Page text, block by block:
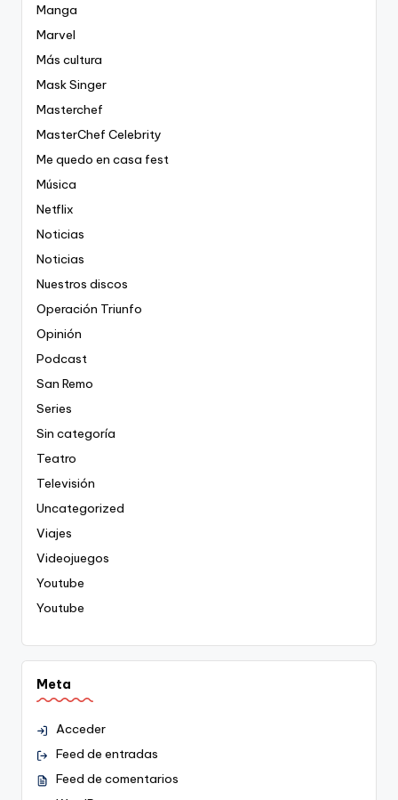
Manga
Marvel
Más cultura
Mask Singer
Masterchef
MasterChef Celebrity
Me quedo en casa fest
Música
Netflix
Noticias
Noticias
Nuestros discos
Operación Triunfo
Opinión
Podcast
San Remo
Series
Sin categoría
Teatro
Televisión
Uncategorized
Viajes
Videojuegos
Youtube
Youtube
Meta
Acceder
Feed de entradas
Feed de comentarios